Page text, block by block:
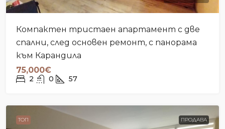
Компактен тристаен апартамент с две
спални, след основен ремонт, с панорама
към Карандила
75,000€
2 0 57
ТОП ПРОДАВА